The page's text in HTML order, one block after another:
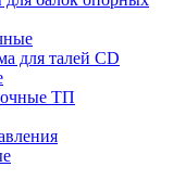
для талей CD
ТП